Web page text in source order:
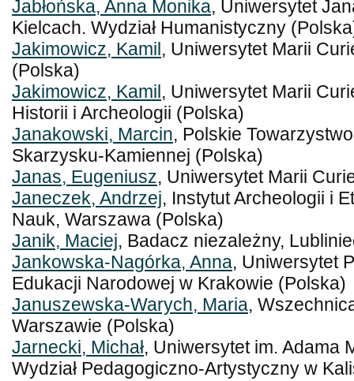
Jabłońska, Anna Monika, Uniwersytet
Kielcach. Wydział Humanistyczny
Jakimowicz, Kamil , Uniwersytet Marii
(Polska)
Jakimowicz, Kamil , Uniwersytet Marii
Historii i Archeologii (Polska)
Janakowski, Marcin, Polskie
Skarzysku-Kamiennej (Polska)
Janas, Eugeniusz, Uniwersytet Marii
Janeczek, Andrzej, Instytut Archeologii i
Nauk, Warszawa (Polska)
Janik, Maciej, Badacz niezależny,
Jankowska-Nagórka, Anna, Uniwersytet
Edukacji Narodowej w Krakowie (Polska)
Januszewska-Warych, Maria,
Warszawie (Polska)
Jarnecki, Michał, Uniwersytet im. Adama
Wydział Pedagogiczno-Artystyczny w